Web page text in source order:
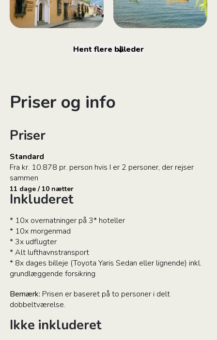
Hent flere billeder
Priser og info
Priser
Standard
Fra kr. 10.878 pr. person hvis I er 2 personer, der rejser
sammen
11 dage / 10 nætter
Inkluderet
* 10x overnatninger på 3* hoteller
* 10x morgenmad
* 3x udflugter
* Alt lufthavnstransport
* 8x dages billeje (Toyota Yaris Sedan eller lignende) inkl.
grundlæggende forsikring
Bemærk: Prisen er baseret på to personer i delt
dobbeltværelse.
Ikke inkluderet